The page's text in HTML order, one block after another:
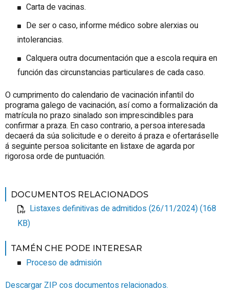
Carta de vacinas.
De ser o caso, informe médico sobre alerxias ou
intolerancias.
Calquera outra documentación que a escola requira en
función das circunstancias particulares de cada caso.
O cumprimento do calendario de vacinación infantil do
programa galego de vacinación, así como a formalización da
matrícula no prazo sinalado son imprescindibles para
confirmar a praza. En caso contrario, a persoa interesada
decaerá da súa solicitude e o dereito á praza e ofertaráselle
á seguinte persoa solicitante en listaxe de agarda por
rigorosa orde de puntuación.
DOCUMENTOS RELACIONADOS
Listaxes definitivas de admitidos (26/11/2024) (168
KB)
TAMÉN CHE PODE INTERESAR
Proceso de admisión
Descargar ZIP cos documentos relacionados.